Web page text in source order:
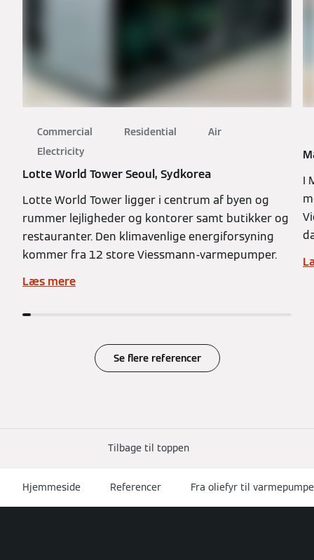
Commercial Residential
Air
Electricity
Lotte World Tower Seoul, Sydkorea
Lotte World Tower ligger i centrum af byen og
rummer lejligheder og kontorer samt butikker og
restauranter. Den klimavenlige energiforsyning
kommer fra 12 store Viessmann-varmepumper.
Læs mere
I
Se flere referencer
Tilbage til toppen
Hjemmeside Referencer Fra oliefyr til varmepumpe